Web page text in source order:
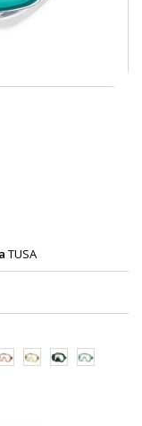
TUSA
oranžová
trans/zlatá
černá/světle
trans/světle